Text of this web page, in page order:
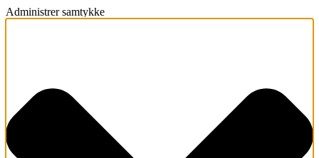
Administrer samtykke